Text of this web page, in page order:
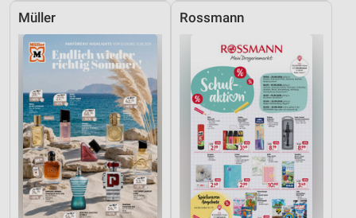
Müller Rossmann
Werbung